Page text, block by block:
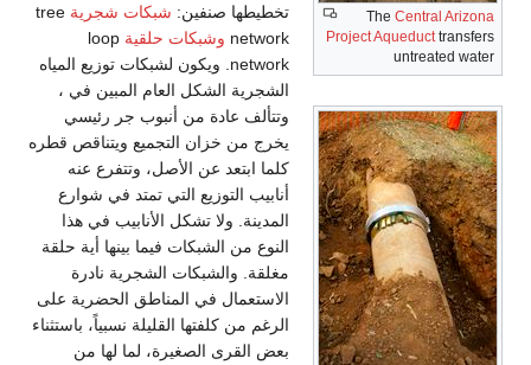
The Central Arizona
Project Aqueducttransfers
untreated water
تخطيطها صنفين: شبكات شجرية tree
network وشبكات حلقية loop
network. ويكون لشبكات توزيع المياه
الشجرية الشكل العام المبين في ،
وتتألف عادة من أنبوب جر رئيسي
يخرج من خزان التجميع ويتناقص قطره
كلما ابتعد عن الأصل، وتتفرع عنه
أنابيب التوزيع التي تمتد في شوارع
المدينة. ولا تشكل الأنابيب في هذا
النوع من الشبكات فيما بينها أية حلقة
مغلقة. والشبكات الشجرية نادرة
الاستعمال في المناطق الحضرية على
الرغم من كلفتها القليلة نسبياً، باستثناء
بعض القرى الصغيرة، لما لها من